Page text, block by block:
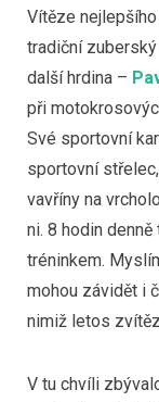
Vítěze
tradiční
další hrdina –
při
Své sportovní
sportovní
vavříny na
ni. 8 hodin
tréninkem.
mohou závidět i
nimiž letos
V tu chvíli